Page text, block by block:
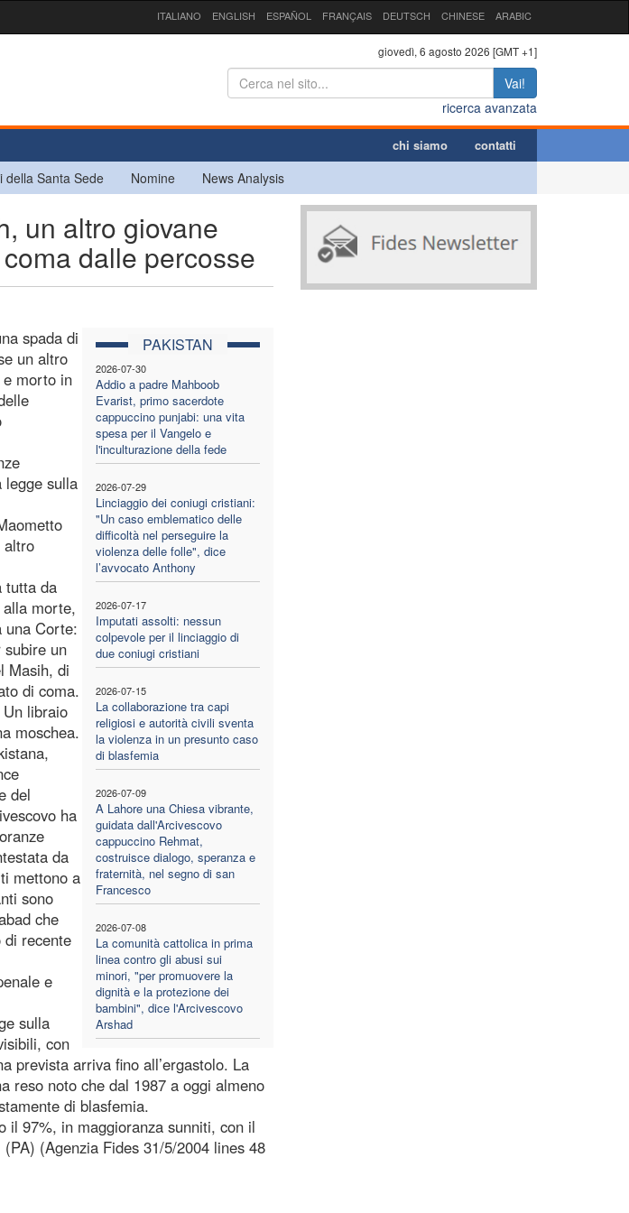
ITALIANO ENGLISH ESPAÑOL FRANÇAIS DEUTSCH CHINESE ARABIC
giovedì, 6 agosto 2026 [GMT +1]
Vai!
ricerca avanzata
chi siamo contatti
della Santa Sede Nomine News Analysis
un altro giovane
dalle percosse
PAKISTAN
2026-07-30
Addio a padre Mahboob
Evarist, primo sacerdote
cappuccino punjabi: una vita
spesa per il Vangelo e
l'inculturazione della fede
2026-07-29
Linciaggio dei coniugi cristiani:
"Un caso emblematico delle
difficoltà nel perseguire la
violenza delle folle", dice
l’avvocato Anthony
2026-07-17
Imputati assolti: nessun
colpevole per il linciaggio di
due coniugi cristiani
2026-07-15
La collaborazione tra capi
religiosi e autorità civili sventa
la violenza in un presunto caso
di blasfemia
2026-07-09
A Lahore una Chiesa vibrante,
guidata dall'Arcivescovo
cappuccino Rehmat,
costruisce dialogo, speranza e
fraternità, nel segno di san
Francesco
2026-07-08
La comunità cattolica in prima
linea contro gli abusi sui
minori, "per promuovere la
dignità e la protezione dei
bambini", dice l'Arcivescovo
Arshad
spada di
un altro
e morto in
legge sulla
altro
tutta da
alla morte,
una Corte:
subire un
Masih, di
di coma.
libraio
moschea.
del
ha
da
mettono a
sono
che
di recente
e
sulla
con
prevista arriva fino all’ergastolo. La
reso noto che dal 1987 a oggi almeno
di blasfemia.
il 97%, in maggioranza sunniti, con il
(Agenzia Fides 31/5/2004 lines 48